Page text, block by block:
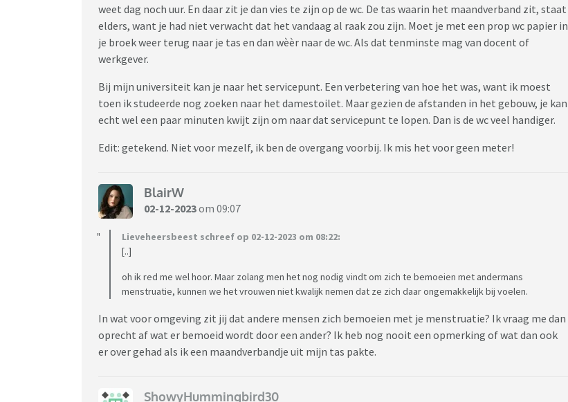
weet dag noch uur. En daar zit je dan vies te zijn op de wc. De tas waarin het maandverband zit, staat
elders, want je had niet verwacht dat het vandaag al raak zou zijn. Moet je met een prop wc papier in
je broek weer terug naar je tas en dan wèèr naar de wc. Als dat tenminste mag van docent of
werkgever.
Bij mijn universiteit kan je naar het servicepunt. Een verbetering van hoe het was, want ik moest
toen ik studeerde nog zoeken naar het damestoilet. Maar gezien de afstanden in het gebouw, je kan
echt wel een paar minuten kwijt zijn om naar dat servicepunt te lopen. Dan is de wc veel handiger.
Edit: getekend. Niet voor mezelf, ik ben de overgang voorbij. Ik mis het voor geen meter!
BlairW
02-12-2023om 09:07
Lieveheersbeest schreef op 02-12-2023 om 08:22:
[..]
oh ik red me wel hoor. Maar zolang men het nog nodig vindt om zich te bemoeien met andermans
menstruatie, kunnen we het vrouwen niet kwalijk nemen dat ze zich daar ongemakkelijk bij voelen.
In wat voor omgeving zit jij dat andere mensen zich bemoeien met je menstruatie? Ik vraag me dan
oprecht af wat er bemoeid wordt door een ander? Ik heb nog nooit een opmerking of wat dan ook
er over gehad als ik een maandverbandje uit mijn tas pakte.
ShowyHummingbird30